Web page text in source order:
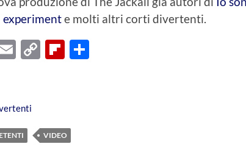
experimente molti altri corti divertenti.
EmailCopyFlipboard
VIDEO